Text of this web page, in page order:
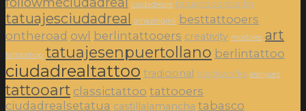
ciudadreale tatuandoenberlin
tatuajesciudadreal amazingink besttattooers
ontheroad owl berlintattooers creativity mostoles art
tattooshop tatuajesenpuertollano berlintattoo
ciudadrealtattoo tradicional blackworks aranjuez
tattooart classictattoo tattooers
ciudadrealsetatua castillalamancha tabasco